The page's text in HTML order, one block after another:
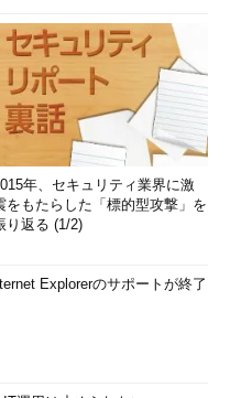
年、セキュリティ業界に激
をもたらした「標的型攻撃」を
り返る (1/2)
Explorerのサポートが終了